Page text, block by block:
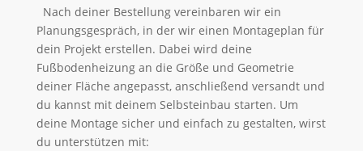
Nach deiner Bestellung vereinbaren wir ein
Planungsgespräch, in der wir einen Montageplan für
dein Projekt erstellen. Dabei wird deine
Fußbodenheizung an die Größe und Geometrie
deiner Fläche angepasst, anschließend versandt und
du kannst mit deinem Selbsteinbau starten. Um
deine Montage sicher und einfach zu gestalten, wirst
du unterstützen mit: